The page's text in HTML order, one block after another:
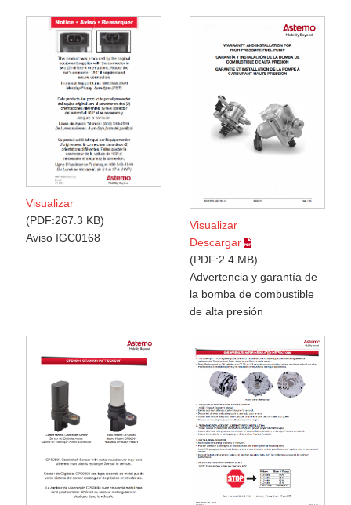
Visualizar
PDF:267.3 KB
Aviso IGC0168
Visualizar
Descargar
PDF:2.4 MB
Advertencia y garantía de
la bomba de combustible
de alta presión